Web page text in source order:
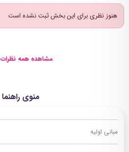
منوی راهنما
مبانی اولیه
هنوز نظری برای این بخش ثبت نشده است
مشاهده همه نظرات